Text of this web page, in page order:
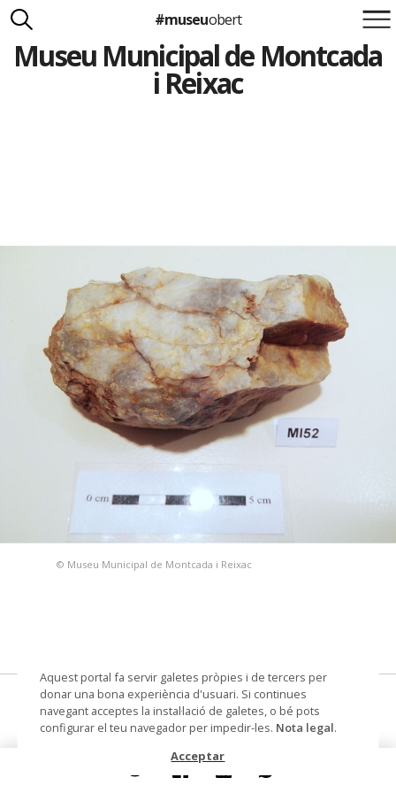
Suma't a la iniciativa
Carlota Royo
#museuobert
Museu Municipal de Montcada
i Reixac
© Museu Municipal de Montcada i Reixac
quars lletós
Materials i tècniques lític
Aquest portal fa servir galetes pròpies i de tercers per
donar una bona experiència d'usuari. Si continues
navegant acceptes la instal·lació de galetes, o bé pots
configurar el teu navegador per impedir-les. Nota legal.
Acceptar